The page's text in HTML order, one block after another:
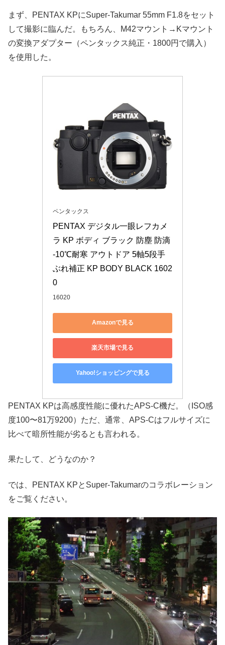
まず、PENTAX KPにSuper-Takumar 55mm F1.8をセット
して撮影に臨んだ。もちろん、M42マウント→Kマウント
の変換アダプター（ペンタックス純正・1800円で購入）
を使用した。
ペンタックス
PENTAX デジタル一眼レフカメ
ラ KP ボディ ブラック 防塵 防滴
-10℃耐寒 アウトドア 5軸5段手
ぶれ補正 KP BODY BLACK 1602
0
16020
Amazonで見る
楽天市場で見る
Yahoo!ショッピングで見る
PENTAX KPは高感度性能に優れたAPS-C機だ。（ISO感
度100〜81万9200）ただ、通常、APS-Cはフルサイズに
比べて暗所性能が劣るとも言われる。
果たして、どうなのか？
では、PENTAX KPとSuper-Takumarのコラボレーション
をご覧ください。